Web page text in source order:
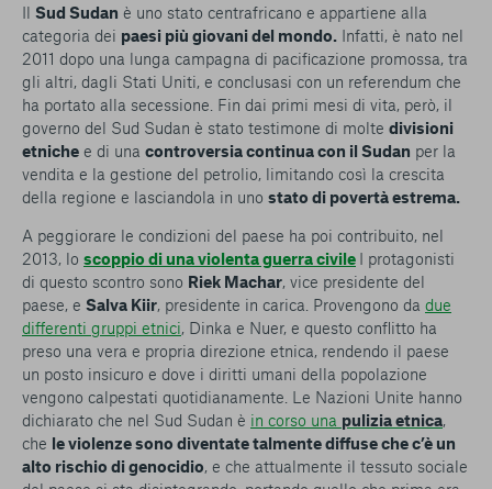
conto del fatto che il blocco di alcuni cookie può
condizionare l’esperienza sulla Piattaforma e il suo
funzionamento. Premendo “Conferma le mie scelte”, la
selezione relativa ai cookie effettuata verrà salvata. Se non è
stata selezionata alcuna opzione, premere questo pulsante
equivarrà a rifiutare tutti i cookie. Per ulteriori informazioni, è
possibile consultare la nostraUlteriori informazioni
Cookie strettamente necessari
Cookie di analisi
Cookies di marketing
Il Sud Sudan è uno stato centrafricano e appartiene alla
categoria dei paesi più giovani del mondo. Infatti, è nato nel
2011 dopo una lunga campagna di pacificazione promossa, tra
gli altri, dagli Stati Uniti, e conclusasi con un referendum che
ha portato alla secessione. Fin dai primi mesi di vita, però, il
governo del Sud Sudan è stato testimone di molte divisioni
etniche e di una controversia continua con il Sudan per la
vendita e la gestione del petrolio, limitando così la crescita
della regione e lasciandola in uno stato di povertà estrema.
A peggiorare le condizioni del paese ha poi contribuito, nel
2013, lo scoppio di una violenta guerra civile I protagonisti
di questo scontro sono Riek Machar, vice presidente del
paese, e Salva Kiir, presidente in carica. Provengono da due
differenti gruppi etnici, Dinka e Nuer, e questo conflitto ha
preso una vera e propria direzione etnica, rendendo il paese
un posto insicuro e dove i diritti umani della popolazione
vengono calpestati quotidianamente. Le Nazioni Unite hanno
dichiarato che nel Sud Sudan è in corso una pulizia etnica,
che le violenze sono diventate talmente diffuse che c’è un
alto rischio di genocidio, e che attualmente il tessuto sociale